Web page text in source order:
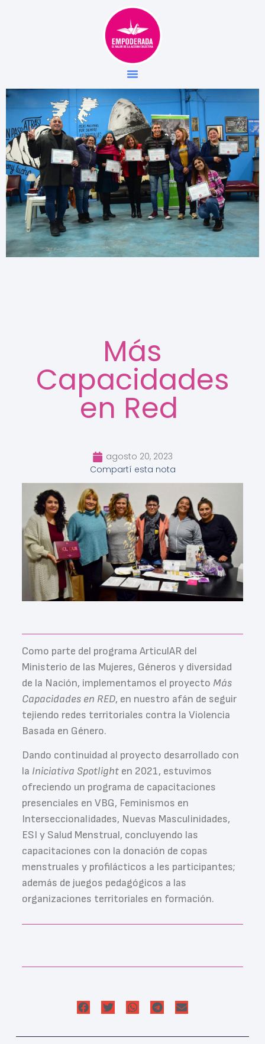
Más
Capacidades
en Red
agosto 20, 2023
Compartí esta nota
Como parte del programa ArticulAR del
Ministerio de las Mujeres, Géneros y diversidad
de la Nación, implementamos el proyecto Más
Capacidades en RED, en nuestro afán de seguir
tejiendo redes territoriales contra la Violencia
Basada en Género.
Dando continuidad al proyecto desarrollado con
la Iniciativa Spotlighten 2021, estuvimos
ofreciendo un programa de capacitaciones
presenciales en VBG, Feminismos en
Interseccionalidades, Nuevas Masculinidades,
ESI y Salud Menstrual, concluyendo las
capacitaciones con la donación de copas
menstruales y profilácticos a les participantes;
además de juegos pedagógicos a las
organizaciones territoriales en formación.